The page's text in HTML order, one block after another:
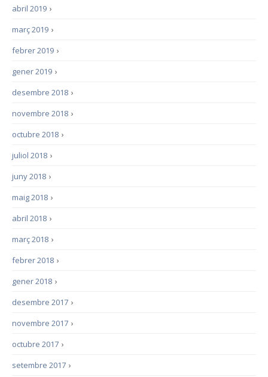
›
abril 2019
›
març 2019
›
febrer 2019
›
gener 2019
›
desembre 2018
›
novembre 2018
›
octubre 2018
›
juliol 2018
›
juny 2018
›
maig 2018
›
abril 2018
›
març 2018
›
febrer 2018
›
gener 2018
›
desembre 2017
›
novembre 2017
›
octubre 2017
›
setembre 2017